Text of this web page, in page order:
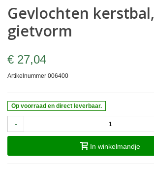
Gevlochten kerstbal,
gietvorm
€ 27,04
Artikelnummer 006400
Op voorraad en direct leverbaar.
-
In winkelmandje